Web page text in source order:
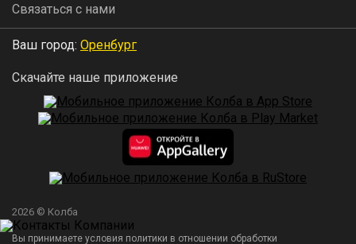
Связаться с нами
Ваш город: Оренбург
Скачайте наше приложение
2026 © Колба
Вы принимаете условия политики в отношении обработки